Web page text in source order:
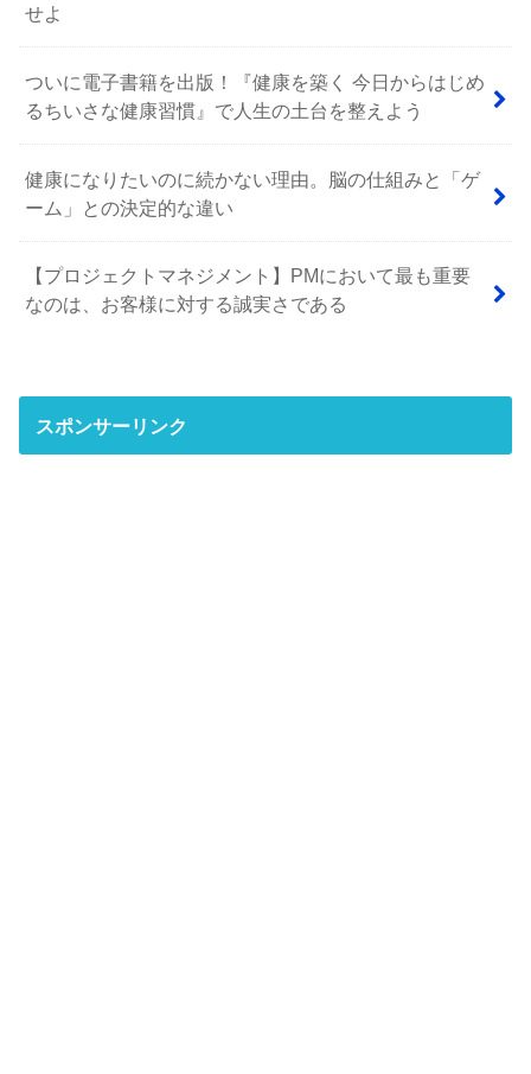
せよ
ついに電子書籍を出版！『健康を築く 今日からはじめ
るちいさな健康習慣』で人生の土台を整えよう
健康になりたいのに続かない理由。脳の仕組みと「ゲ
ーム」との決定的な違い
【プロジェクトマネジメント】PMにおいて最も重要
なのは、お客様に対する誠実さである
スポンサーリンク